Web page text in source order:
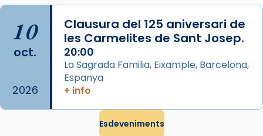
📸 Dr. G. Simón
Photo
View on Facebook Share
Arquebisbat de Barcelona
2 weeks ago
Memòria de les santes Juliana i
Semproniana, verges i màrtirs.
10
oct.
2026
Clausura del 125 aniversari de
les Carmelites de Sant Josep.
20:00
La Sagrada Familia, Eixample, Barcelona,
Espanya
+ info
Esdeveniments